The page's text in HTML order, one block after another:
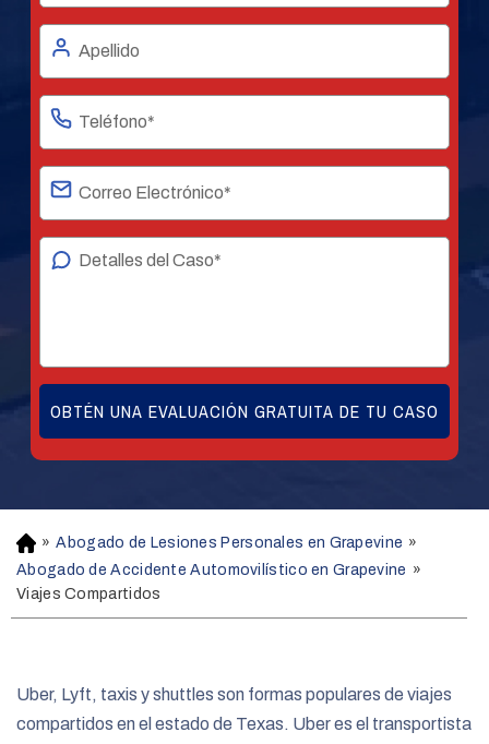
H
o
m
e
» Abogado de Lesiones Personales en Grapevine »
Abogado de Accidente Automovilístico en Grapevine »
Viajes Compartidos
Uber, Lyft, taxis y shuttles son formas populares de viajes
compartidos en el estado de Texas. Uber es el transportista